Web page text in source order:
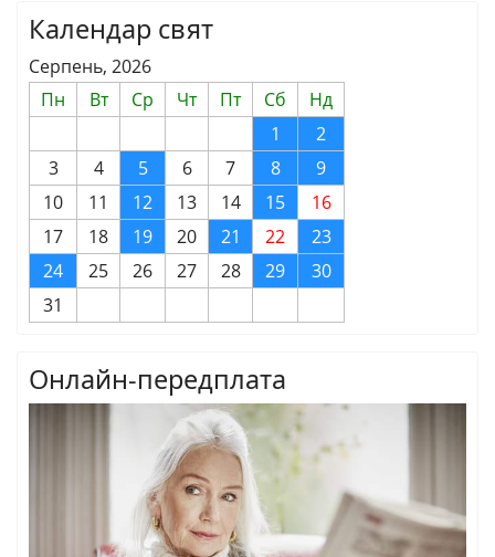
Календар свят
Серпень, 2026
Пн
Вт Ср Чт Пт Сб
Нд
1
2
3
4 5 6 7 8
9
10
11 12 13 14 15
16
17
18 19 20 21 22
23
24
25 26 27 28 29
30
31
Онлайн-передплата